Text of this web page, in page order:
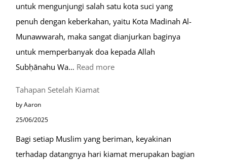
Eropa
untuk mengunjungi salah satu kota suci yang
penuh dengan keberkahan, yaitu Kota Madinah Al-
Munawwarah, maka sangat dianjurkan baginya
untuk memperbanyak doa kepada Allah
Subḥānahu Wa… Read more:
Tahapan Setelah Kiamat
by Aaron
25/06/2025
Bagi setiap Muslim yang beriman, keyakinan
terhadap datangnya hari kiamat merupakan bagian